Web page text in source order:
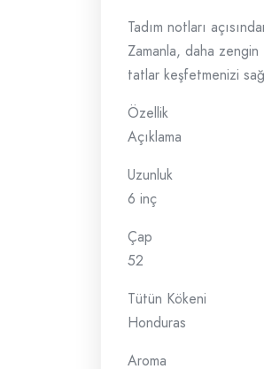
Tadım notları
Zamanla, daha
tatlar keşfetmenizi
Özellik
Açıklama
Uzunluk
6 inç
Çap
52
Tütün Kökeni
Honduras
Aroma